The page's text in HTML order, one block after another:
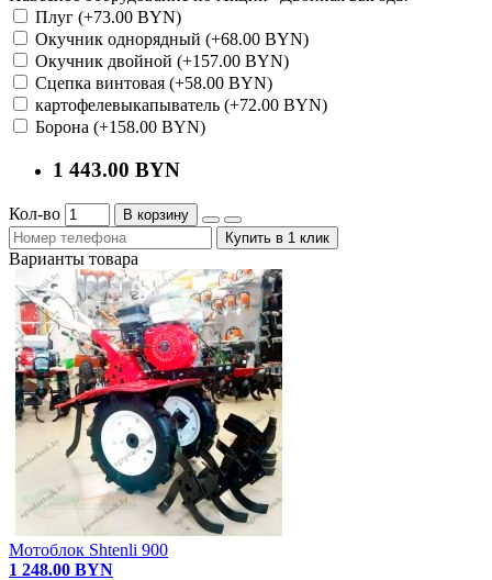
Плуг (+73.00 BYN)
Окучник однорядный (+68.00 BYN)
Окучник двойной (+157.00 BYN)
Сцепка винтовая (+58.00 BYN)
картофелевыкапыватель (+72.00 BYN)
Борона (+158.00 BYN)
1 443.00 BYN
Кол-во
В корзину
Купить в 1 клик
Варианты товара
Мотоблок Shtenli 900
1 248.00 BYN